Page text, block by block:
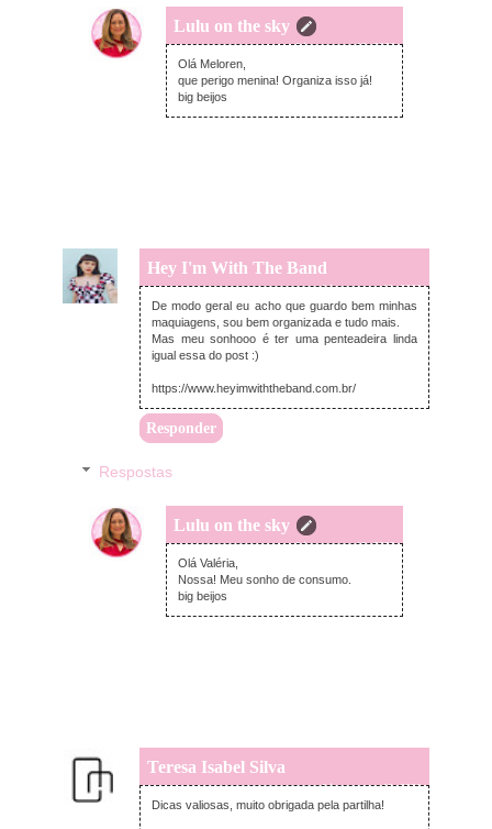
Lulu on the sky
quarta-feira, agosto 12, 2020
Olá Meloren,
que perigo menina! Organiza isso já!
big beijos
Hey I'm With The Band
quarta-feira, agosto 12, 2020
De modo geral eu acho que guardo bem minhas
maquiagens, sou bem organizada e tudo mais.
Mas meu sonhooo é ter uma penteadeira linda
igual essa do post :)
https://www.heyimwiththeband.com.br/
Responder
Respostas
Lulu on the sky
quarta-feira, agosto 12, 2020
Olá Valéria,
Nossa! Meu sonho de consumo.
big beijos
Teresa Isabel Silva
quarta-feira, agosto 12, 2020
Dicas valiosas, muito obrigada pela partilha!